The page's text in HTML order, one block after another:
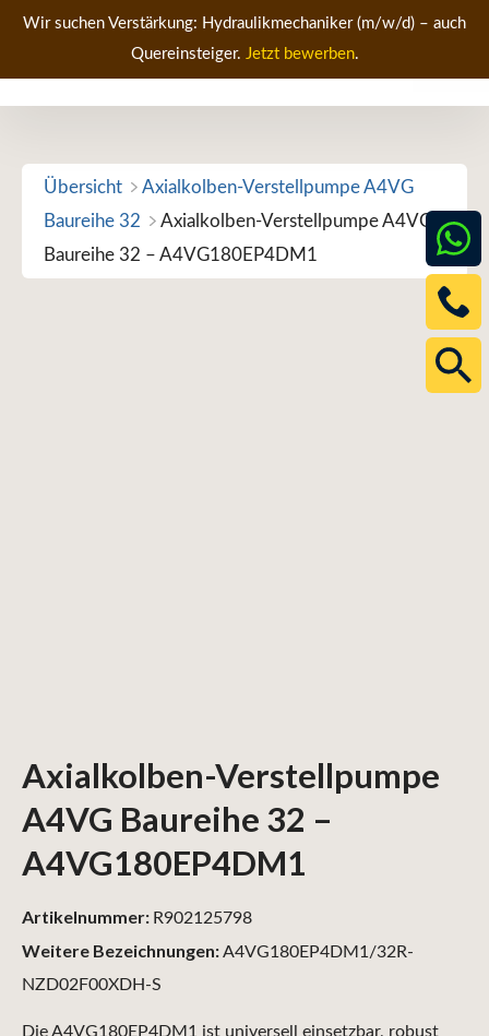
Zum
springen
Wir suchen Verstärkung: Hydraulikmechaniker (m/w/d) – auch
Quereinsteiger. Jetzt bewerben.
Übersicht
Axialkolben-Verstellpumpe A4VG
Baureihe 32
Axialkolben-Verstellpumpe A4VG
Baureihe 32 – A4VG180EP4DM1
Axialkolben-Verstellpumpe
A4VG Baureihe 32 –
A4VG180EP4DM1
Die A4VG180EP4DM1 ist universell einsetzbar, robust
Weitere Bezeichnungen:A4VG180EP4DM1/32R-
NZD02F00XDH-S
Artikelnummer: R902125798